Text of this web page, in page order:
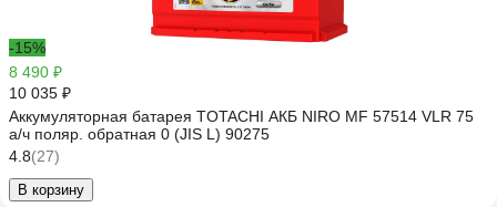
-15%
8 490 ₽
10 035 ₽
Аккумуляторная батарея TOTACHI АКБ NIRO MF 57514 VLR 75
а/ч поляр. обратная 0 (JIS L) 90275
4.8(27)
В корзину